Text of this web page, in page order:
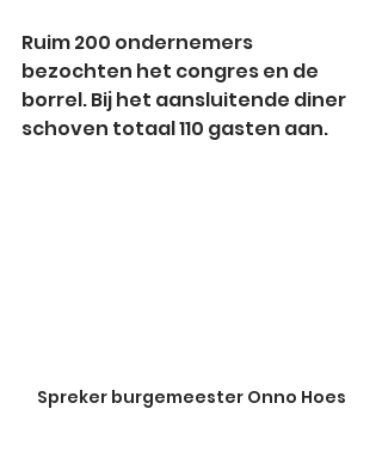
Ruim 200 ondernemers
bezochten het congres en de
borrel. Bij het aansluitende diner
schoven totaal 110 gasten aan.
Spreker burgemeester Onno Hoes